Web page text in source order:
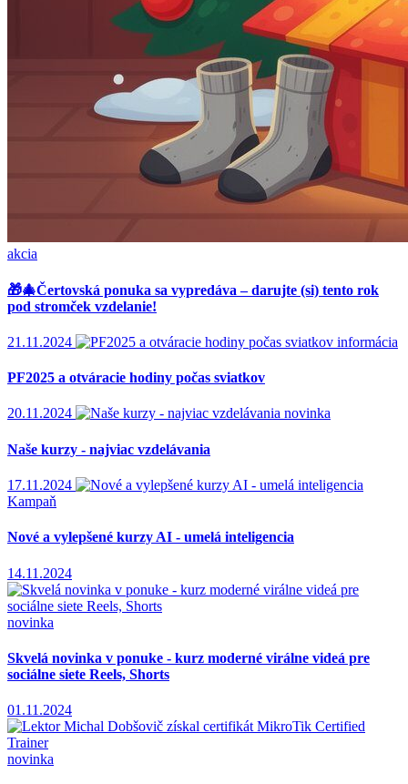
akcia
🎁🎄Čertovská ponuka sa vypredáva – darujte (si) tento rok
pod stromček vzdelanie!
21.11.2024 informácia
PF2025 a otváracie hodiny počas sviatkov
20.11.2024 novinka
Naše kurzy - najviac vzdelávania
17.11.2024
Kampaň
Nové a vylepšené kurzy AI - umelá inteligencia
14.11.2024
novinka
Skvelá novinka v ponuke - kurz moderné virálne videá pre
sociálne siete Reels, Shorts
01.11.2024
novinka